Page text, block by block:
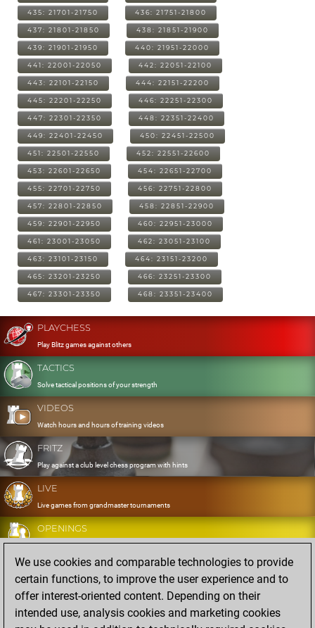
435: 21701-21750 436: 21751-21800
437: 21801-21850 438: 21851-21900
439: 21901-21950 440: 21951-22000
441: 22001-22050 442: 22051-22100
443: 22101-22150 444: 22151-22200
445: 22201-22250 446: 22251-22300
447: 22301-22350 448: 22351-22400
449: 22401-22450 450: 22451-22500
451: 22501-22550 452: 22551-22600
453: 22601-22650 454: 22651-22700
455: 22701-22750 456: 22751-22800
457: 22801-22850 458: 22851-22900
459: 22901-22950 460: 22951-23000
461: 23001-23050 462: 23051-23100
463: 23101-23150 464: 23151-23200
465: 23201-23250 466: 23251-23300
467: 23301-23350 468: 23351-23400
PLAYCHESS
Play Blitz games against others
TACTICS
Solve tactical positions of your strength
VIDEOS
Watch hours and hours of training videos
FRITZ
Play against a club level chess program with hints
LIVE
Live games from grandmaster tournaments
OPENINGS
Develop and exercise your openings
DATABASE
Eight million strong games
MYGAMES
Store and analyse your own games in the cloud
We use cookies and comparable technologies to provide
certain functions, to improve the user experience and to
offer interest-oriented content. Depending on their
intended use, analysis cookies and marketing cookies